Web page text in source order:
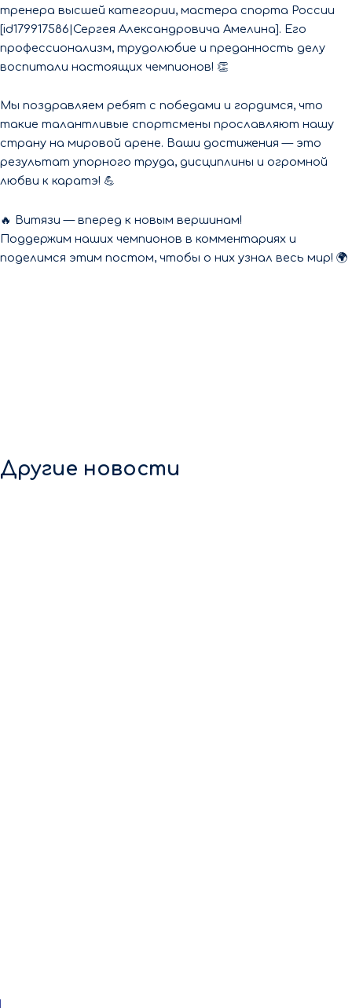
тренера высшей категории, мастера спорта России
[id179917586|Сергея Александровича Амелина]. Его
профессионализм, трудолюбие и преданность делу
воспитали настоящих чемпионов! 👏
Мы поздравляем ребят с победами и гордимся, что
такие талантливые спортсмены прославляют нашу
страну на мировой арене. Ваши достижения — это
результат упорного труда, дисциплины и огромной
любви к каратэ! 💪
🔥 Витязи — вперед к новым вершинам!
Поддержим наших чемпионов в комментариях и
поделимся этим постом, чтобы о них узнал весь мир! 🌍
Другие новости